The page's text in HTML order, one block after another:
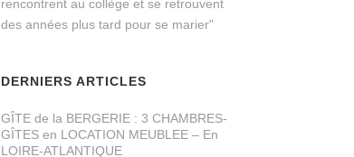
rencontrent au collège et se retrouvent
des années plus tard pour se marier"
DERNIERS ARTICLES
GÎTE de la BERGERIE : 3 CHAMBRES-
GÎTES en LOCATION MEUBLEE – En
LOIRE-ATLANTIQUE